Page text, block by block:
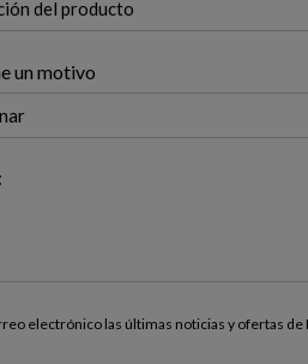
un motivo
electrónico las últimas noticias y ofertas de